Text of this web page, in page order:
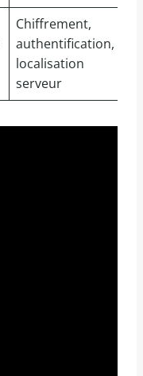
Chiffrement,
authentification,
localisation
serveur